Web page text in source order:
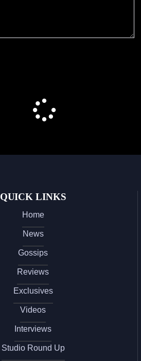
QUICK LINKS
Home
News
Gossips
Reviews
Exclusives
Videos
Interviews
Studio Round Up